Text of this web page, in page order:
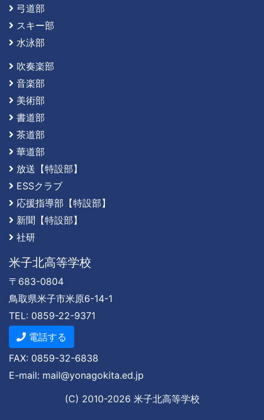
弓道部
スキー部
水泳部
吹奏楽部
音楽部
美術部
書道部
茶道部
華道部
放送【特設部】
ESSクラブ
応援指導部【特設部】
新聞【特設部】
社研
米子北高等学校
〒683-0804
鳥取県米子市米原6-14-1
TEL: 0859-22-9371
電話する
FAX: 0859-32-6838
E-mail: mail@yonagokita.ed.jp
(C) 2010-2026 米子北高等学校